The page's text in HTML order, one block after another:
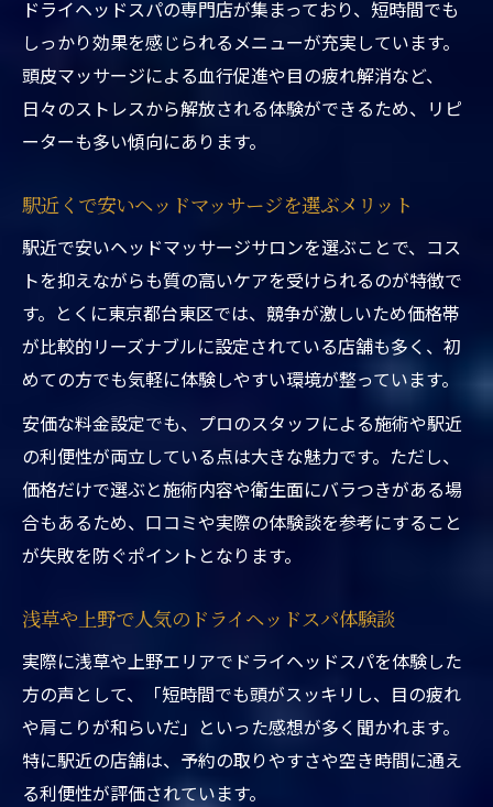
駅近くのドライヘッドスパで失敗しない選
定術
駅周辺で安さと質を両立させる方法
東京都台東区ヘッドスパ駅近くで質と安さ
浅草や錦糸町エリアの賢いヘッドスパ選び
術
駅近サロンで安くても満足できる理由とは
口コミで見抜く東京都内安いヘッドスパの
質
ヘッドスパ浅草橋エリアでコスパを高める
方法
ヘッドスパ初心者にも安心の選び方
東京都台東区ヘッドスパ駅近くで初心者に
優しいサロン選び
初めてでも安心できるヘッドスパ浅草の選
初心者向け東京都内ヘッドマッサージの選
定基準
口コミから学ぶ失敗しないヘッドスパ選び
質の高い癒しを安く得るコツを紹介
ドライヘッドスパの専門店が集まっており、短時間でも
しっかり効果を感じられるメニューが充実しています。
頭皮マッサージによる血行促進や目の疲れ解消など、
日々のストレスから解放される体験ができるため、リピ
ーターも多い傾向にあります。
駅近くで安いヘッドマッサージを選ぶメリット
駅近で安いヘッドマッサージサロンを選ぶことで、コス
トを抑えながらも質の高いケアを受けられるのが特徴で
す。とくに東京都台東区では、競争が激しいため価格帯
が比較的リーズナブルに設定されている店舗も多く、初
めての方でも気軽に体験しやすい環境が整っています。
安価な料金設定でも、プロのスタッフによる施術や駅近
の利便性が両立している点は大きな魅力です。ただし、
価格だけで選ぶと施術内容や衛生面にバラつきがある場
合もあるため、口コミや実際の体験談を参考にすること
が失敗を防ぐポイントとなります。
浅草や上野で人気のドライヘッドスパ体験談
実際に浅草や上野エリアでドライヘッドスパを体験した
方の声として、「短時間でも頭がスッキリし、目の疲れ
や肩こりが和らいだ」といった感想が多く聞かれます。
特に駅近の店舗は、予約の取りやすさや空き時間に通え
る利便性が評価されています。